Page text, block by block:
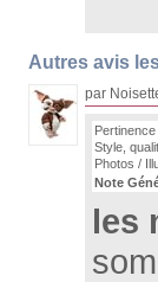
Autres avis
par
Style,
Photos /
Note
les